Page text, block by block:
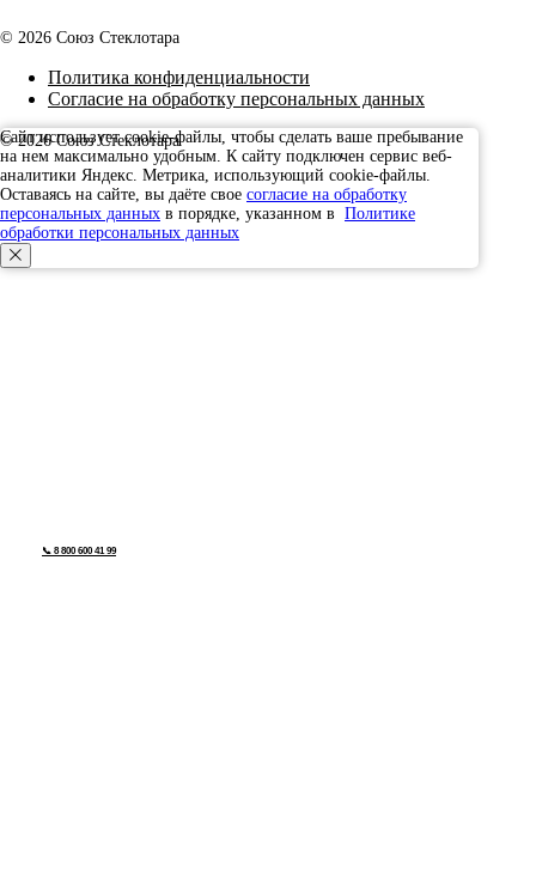
© 2026 Союз Стеклотара
Политика конфиденциальности
Согласие на обработку персональных данных
© 2026 Союз Стеклотара
Наверх
Сайт использует cookie-файлы, чтобы сделать ваше пребывание
на нем максимально удобным. К cайту подключен сервис веб-
аналитики Яндекс. Метрика, использующий cookie-файлы.
Оставаясь на сайте, вы даёте свое согласие на обработку
персональных данных в порядке, указанном в Политике
обработки персональных данных